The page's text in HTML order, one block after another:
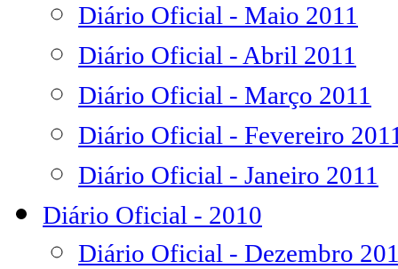
Diário Oficial - Maio 2011
Diário Oficial - Abril 2011
Diário Oficial - Março 2011
Diário Oficial - Fevereiro
Diário Oficial - Janeiro 2011
Diário Oficial - 2010
Diário Oficial - Dezembro